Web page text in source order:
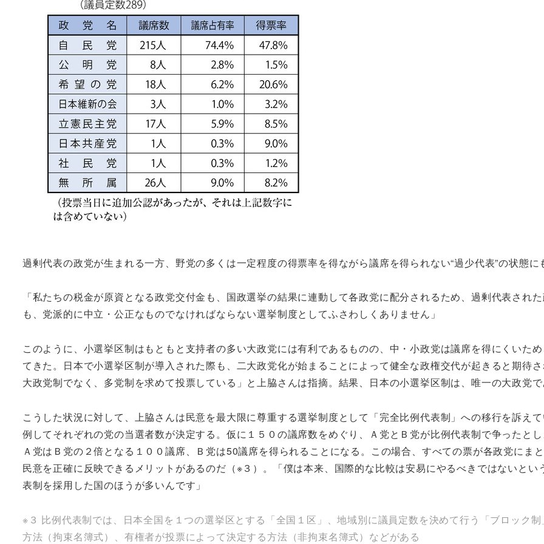
過剰代表の政党が生まれる一方、野党の多くは一定程度の得票率を得ながら議席を得られない“過少代表”の状態に
「私たちの税金が原資となる政党交付金も、国政選挙の結果に連動して各政党に配分されるため、過剰代表され
も、党派的に中立・公正なものでなければならない選挙制度としてふさわしくありません」
このように、小選挙区制はもともと支持者の多い大政党には有利であるものの、中・小政党は議席を得にくいた
てきた。日本で小選挙区制が導入された際も、二大政党化が始まることによって健全な政権交代が起きると期待
大政党制でなく、多党制を求めて投票している」と上脇さんは指摘。結果、日本の小選挙区制は、唯一の大政党
こうした状況に対して、上脇さんは民意を最大限に尊重する選挙制度として「完全比例代表制」への移行を訴え
例してそれぞれの党の当選者数が決定する。仮に１５０の議席数をめぐり、Ａ党とＢ党が比例代表制で争ったと
Ａ党はＢ党の２倍となる１００議席、Ｂ党は50議席を得られることになる。この場合、すべての票が各政党にま
民意を正確に反映できるメリットがあるのだ（※３）。「僕は本来、国際的な比較は安易にやるべきではないと
表制を採用した国のほうが多いんです」
※３ 比例代表制では、日本全国を１つの選挙区とする「全国１区」、地域別に議員定数を決めて行う「ブロック
方法（拘束名簿式）、有権者が投票によって決定する方法（非拘束名簿式）などがある